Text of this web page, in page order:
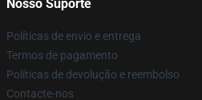
Nosso Suporte
Políticas de envio e entrega
Termos de pagamento
Políticas de devolução e reembolso
Contacte-nos